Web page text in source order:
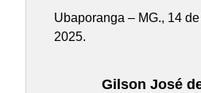
Ubaporanga – MG., 14
2025.
Gilson José